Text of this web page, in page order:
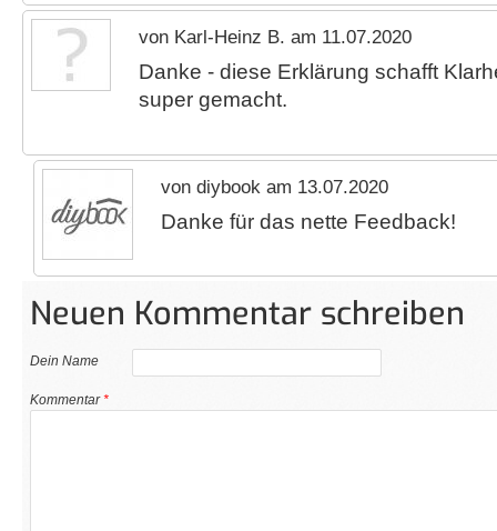
von Karl-Heinz B. am 11.07.2020
Danke - diese Erklärung schafft
super gemacht.
von diybook am 13.07.2020
Danke für das nette Feedback!
Neuen Kommentar schreiben
Dein Name
Kommentar*